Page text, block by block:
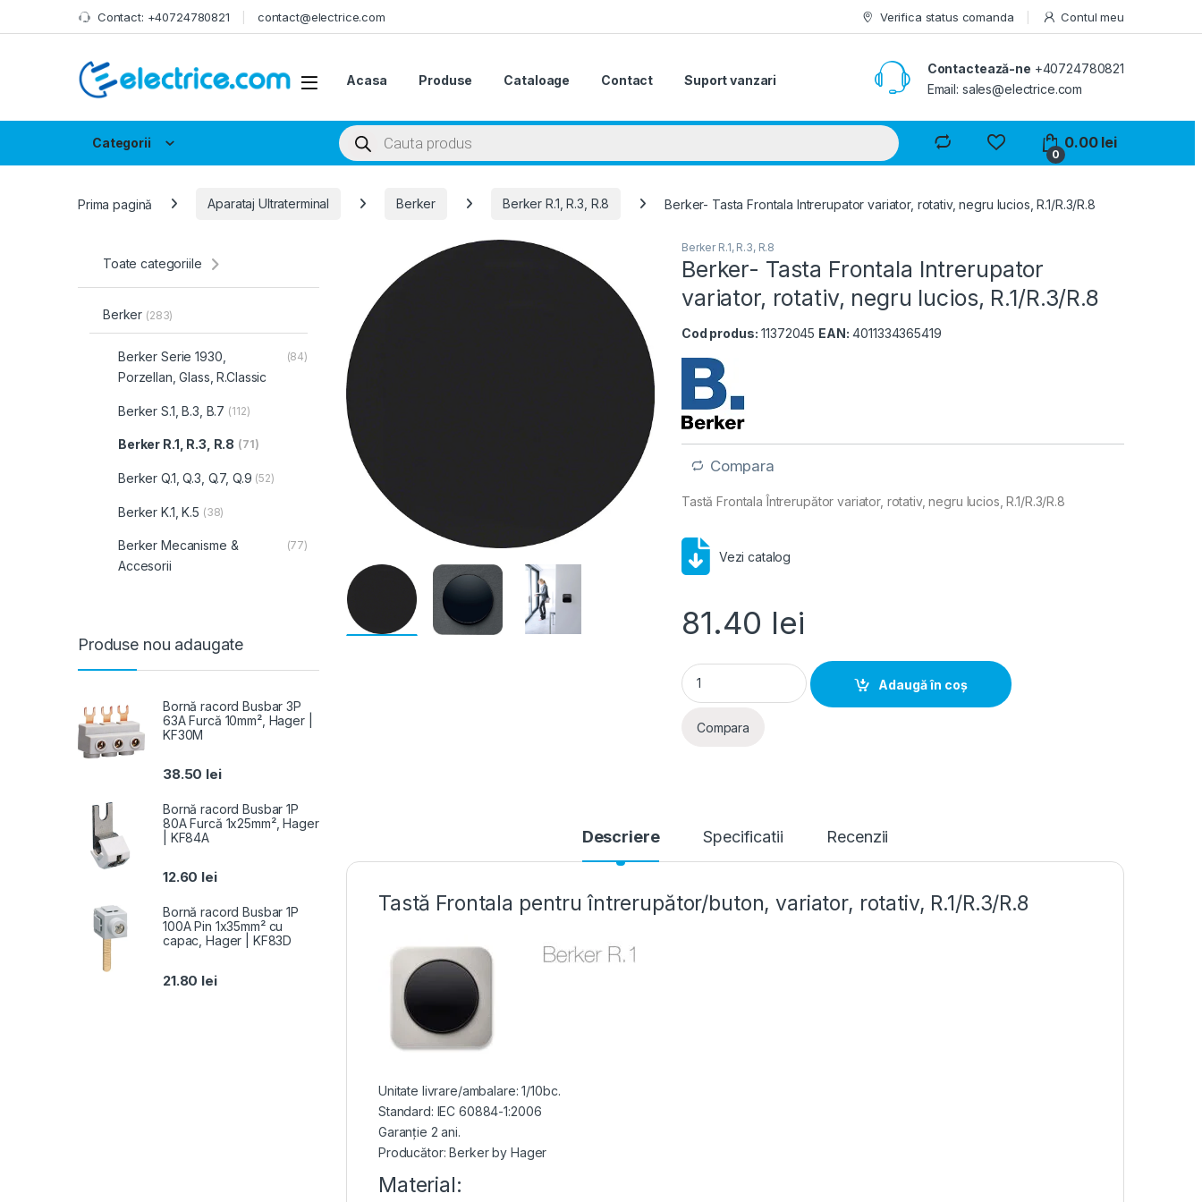
Skip to navigation
Skip to content Contact: +40724780821 contact@electrice.com Verifica status comanda Contul meu
Acasa Produse Cataloage Contact Suport vanzari
Contactează-ne +40724780821
Email: sales@electrice.com
Categorii
Products search
0
0.00 lei
Prima pagină Aparataj Ultraterminal Berker Berker R.1, R.3, R.8 Berker- Tasta Frontala Intrerupator variator, rotativ, negru lucios, R.1/R.3/R.8
Berker R.1, R.3, R.8
Berker- Tasta Frontala Intrerupator
variator, rotativ, negru lucios, R.1/R.3/R.8
Cod produs: 11372045 EAN: 4011334365419
Compara
Tastă Frontala Întrerupător variator, rotativ, negru lucios, R.1/R.3/R.8
Vezi catalog
81.40 lei
Berker- Tasta Frontala Intrerupator variator, rotativ, negru lucios, R.1/R.3/R.8
Adaugă în coș
Compara
Descriere Specificatii Recenzii
Tastă Frontala pentru întrerupător/buton, variator, rotativ, R.1/R.3/R.8
Unitate livrare/ambalare: 1/10bc.
Standard: IEC 60884-1:2006
Garanție 2 ani.
Producător: Berker by Hager
Material:
Toate categoriile
Berker (283)
Berker Serie 1930,
Porzellan, Glass, R.Classic
(84)
Berker S.1, B.3, B.7 (112)
Berker R.1, R.3, R.8 (71)
Berker Q.1, Q.3, Q.7, Q.9 (52)
Berker K.1, K.5 (38)
Berker Mecanisme &
Accesorii
(77)
Produse nou adaugate
Bornă racord Busbar 3P
63A Furcă 10mm², Hager |
KF30M
38.50 lei
Bornă racord Busbar 1P
80A Furcă 1x25mm², Hager
| KF84A
12.60 lei
Bornă racord Busbar 1P
100A Pin 1x35mm² cu
capac, Hager | KF83D
21.80 lei